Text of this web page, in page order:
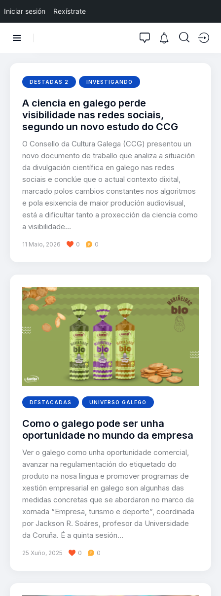
Iniciar sesión Rexístrate
DESTADAS 2 INVESTIGANDO
A ciencia en galego perde
visibilidade nas redes sociais,
segundo un novo estudo do CCG
O Consello da Cultura Galega (CCG) presentou un
novo documento de traballo que analiza a situación
da divulgación científica en galego nas redes
sociais e conclúe que o actual contexto dixital,
marcado polos cambios constantes nos algoritmos
e pola esixencia de maior produción audiovisual,
está a dificultar tanto a proxección da ciencia como
a visibilidade…
11 Maio, 2026 0 0
DESTACADAS UNIVERSO GALEGO
Como o galego pode ser unha
oportunidade no mundo da empresa
Ver o galego como unha oportunidade comercial,
avanzar na regulamentación do etiquetado do
produto na nosa lingua e promover programas de
xestión empresarial en galego son algunhas das
medidas concretas que se abordaron no marco da
xornada “Empresa, turismo e deporte”, coordinada
por Jackson R. Soáres, profesor da Universidade
da Coruña. É a quinta sesión…
25 Xuño, 2025 0 0